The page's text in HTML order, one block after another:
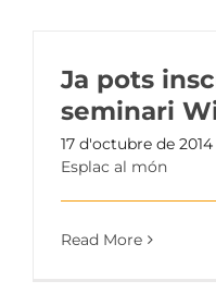
Ja pots
seminari
17 d'octubre de 2014
Esplac al món
Read More